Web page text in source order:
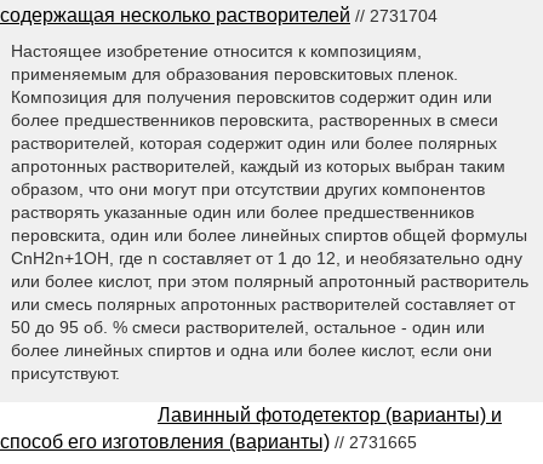
содержащая несколько растворителей // 2731704
Настоящее изобретение относится к композициям,
применяемым для образования перовскитовых пленок.
Композиция для получения перовскитов содержит один или
более предшественников перовскита, растворенных в смеси
растворителей, которая содержит один или более полярных
апротонных растворителей, каждый из которых выбран таким
образом, что они могут при отсутствии других компонентов
растворять указанные один или более предшественников
перовскита, один или более линейных спиртов общей формулы
CnH2n+1OH, где n составляет от 1 до 12, и необязательно одну
или более кислот, при этом полярный апротонный растворитель
или смесь полярных апротонных растворителей составляет от
50 до 95 об. % смеси растворителей, остальное - один или
более линейных спиртов и одна или более кислот, если они
присутствуют.
Лавинный фотодетектор (варианты) и
способ его изготовления (варианты) // 2731665